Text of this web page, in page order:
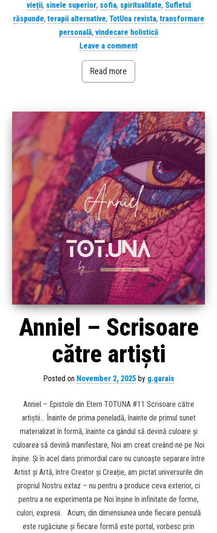
vieții, sinele superior, sofia, spiritualitate, Sufletul
răspunde, terapii alternative, TotUna revista, transformare
personală, vindecare holistică
Leave a comment
Read more
Anniel – Scrisoare
către artiști
Posted on November 2, 2025by g.garais
Anniel – Epistole din Etern TOTUNA #11 Scrisoare către
artiștii… Înainte de prima peneladă, înainte de primul sunet
materializat în formă, înainte ca gândul să devină culoare și
culoarea să devină manifestare, Noi am creat creând-ne pe Noi
înșine. Și în acel dans primordial care nu cunoaște separare între
Artist și Artă, între Creator și Creație, am pictat universurile din
propriul Nostru extaz – nu pentru a produce ceva exterior, ci
pentru a ne experimenta pe Noi înșine în infinitate de forme,
culori, expresii. Acum, din dimensiunea unde fiecare pensulă
este rugăciune și fiecare formă este portal, vorbesc prin